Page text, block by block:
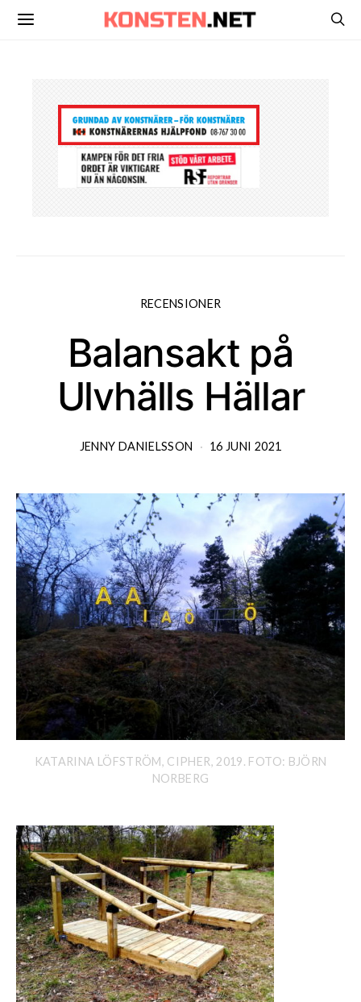
RECENSIONER
Balansakt på
Ulvhälls Hällar
JENNY DANIELSSON 16 JUNI 2021
KATARINA LÖFSTRÖM, CIPHER, 2019. FOTO: BJÖRN
NORBERG